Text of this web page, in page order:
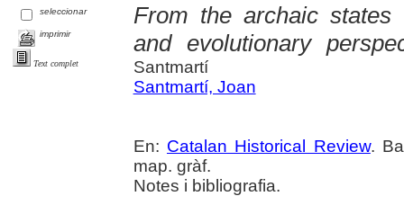
seleccionar
imprimir
Text complet
From the archaic
and evolutionary
Santmartí
Santmartí, Joan
En: Catalan Historical Review.
map. gràf.
Notes i bibliografia.